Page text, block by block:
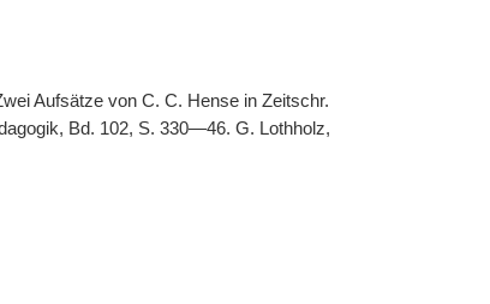
Aufsätze von C. C. Hense in Zeitschr.
Bd. 102, S. 330—46. G. Lothholz,